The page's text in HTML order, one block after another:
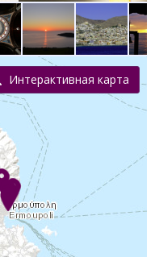
Интерактивная карта